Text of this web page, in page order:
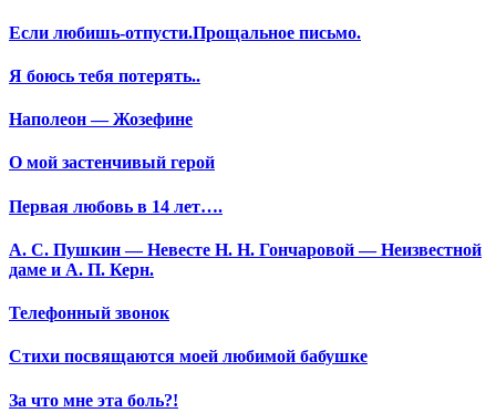
Если любишь-отпусти.Прощальное письмо.
Я боюсь тебя потерять..
Наполеон — Жозефине
О мой застенчивый герой
Первая любовь в 14 лет….
А. С. Пушкин — Невесте Н. Н. Гончаровой — Неизвестной
даме и А. П. Керн.
Телефонный звонок
Стихи посвящаются моей любимой бабушке
За что мне эта боль?!